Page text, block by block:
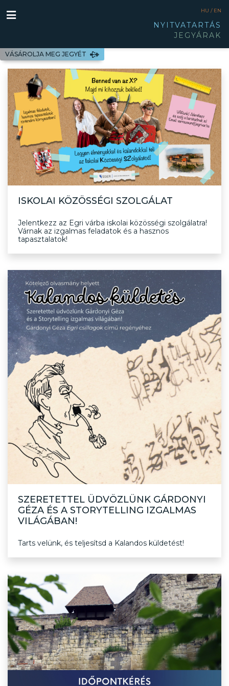
VÁSÁROLJA MEG JEGYÉT
HU / EN
NYITVATARTÁS
JEGYÁRAK
ISKOLAI KÖZÖSSÉGI SZOLGÁLAT
Jelentkezz az Egri várba iskolai közösségi szolgálatra!
Várnak az izgalmas feladatok és a hasznos
tapasztalatok!
SZERETETTEL ÜDVÖZLÜNK GÁRDONYI
GÉZA ÉS A STORYTELLING IZGALMAS
VILÁGÁBAN!
Tarts velünk, és teljesítsd a Kalandos küldetést!